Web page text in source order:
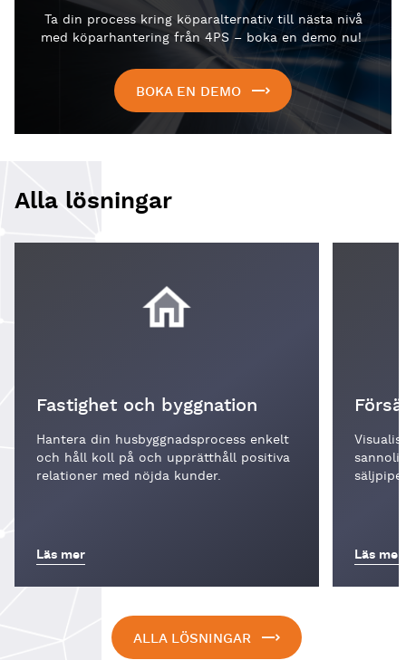
Ta din process kring köparalternativ till nästa nivå
med köparhantering från 4PS – boka en demo nu!
BOKA EN DEMO
Alla lösningar
Fastighet och byggnation
Hantera din husbyggnadsprocess enkelt
och håll koll på och upprätthåll positiva
relationer med nöjda kunder.
Läs mer Läs mer
ALLA LÖSNINGAR